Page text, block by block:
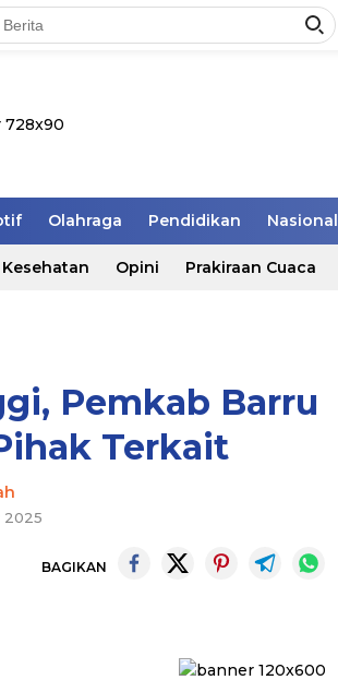
Olahraga Pendidikan Nasional
Kesehatan Opini Prakiraan Cuaca
Pemkab Barru
Terkait
2025
BAGIKAN